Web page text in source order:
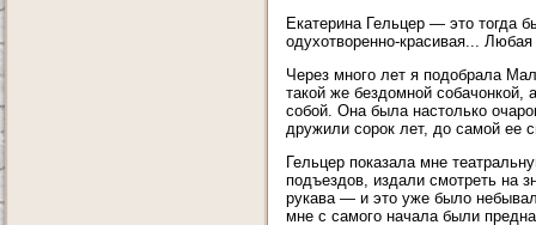
Екатерина Гельцер — это тогда
одухотворенно-красивая...
Через много лет я подобрала
такой же бездомной
собой. Она была настолько
дружили сорок лет, до самой ее
Гельцер показала мне
подъездов, издали смотреть на
рукава — и это уже было
мне с самого начала были